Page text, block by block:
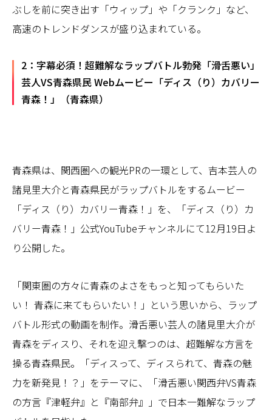
ぶしを前に突き出す「ウィップ」や「クランク」など、
高速のトレンドダンスが盛り込まれている。
2：字幕必須！超難解なラップバトル勃発「滑舌悪い」
芸人VS青森県民 Webムービー「ディス（り）カバリー
青森！」（青森県）
青森県は、関西圏への観光PRの一環として、吉本芸人の
諸見里大介と青森県民がラップバトルをするムービー
「ディス（り）カバリー青森！」を、「ディス（り）カ
バリー青森！」公式YouTubeチャンネルにて12月19日よ
り公開した。
「関東圏の方々に青森のよさをもっと知ってもらいた
い！ 青森に来てもらいたい！」という思いから、ラップ
バトル形式の動画を制作。滑舌悪い芸人の諸見里大介が
青森をディスり、それを迎え撃つのは、超難解な方言を
操る青森県民。「ディスって、ディスられて、青森の魅
力を新発見！？」をテーマに、「滑舌悪い関西弁VS青森
の方言『津軽弁』と『南部弁』」で日本一難解なラップ